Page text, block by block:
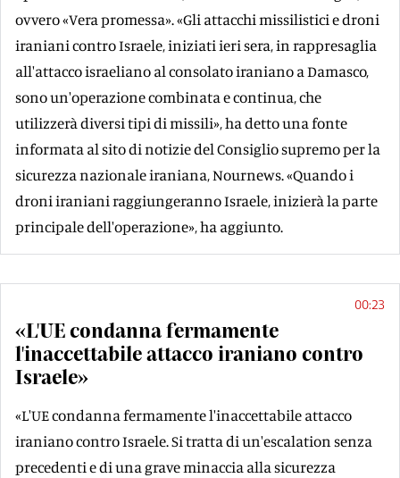
ovvero «Vera promessa». «Gli attacchi missilistici e droni
iraniani contro Israele, iniziati ieri sera, in rappresaglia
all'attacco israeliano al consolato iraniano a Damasco,
sono un'operazione combinata e continua, che
utilizzerà diversi tipi di missili», ha detto una fonte
informata al sito di notizie del Consiglio supremo per la
sicurezza nazionale iraniana, Nournews. «Quando i
droni iraniani raggiungeranno Israele, inizierà la parte
principale dell'operazione», ha aggiunto.
00:23
«L'UE condanna fermamente
l'inaccettabile attacco iraniano contro
Israele»
«L'UE condanna fermamente l'inaccettabile attacco
iraniano contro Israele. Si tratta di un'escalation senza
precedenti e di una grave minaccia alla sicurezza